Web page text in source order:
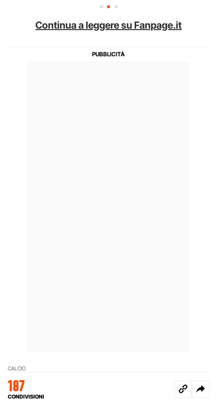
Continua a leggere su Fanpage.it
CALCIO
187
CONDIVISIONI